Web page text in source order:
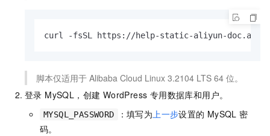
curl -fsSL https://help-static-aliyun-
脚本仅适用于 Alibaba Cloud Linux 3.2104 LTS 64 位。
登录 MySQL，创建 WordPress 专用数据库和用户。
MYSQL_PASSWORD ：填写为上一步设置的 MySQL 密
码。